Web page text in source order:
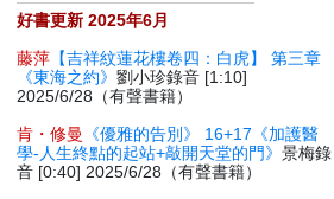
好書更新 2025年6月
藤萍 【吉祥紋蓮花樓卷四：白虎】 第三章
《東海之約》劉小珍錄音 [1:10]
2025/6/28（有聲書籍）
肯・修曼
《優雅的告別》 16+17《加護醫
學-人生終點的起站+敲開天堂的門》景梅錄
音 [0:40] 2025/6/28（有聲書籍）